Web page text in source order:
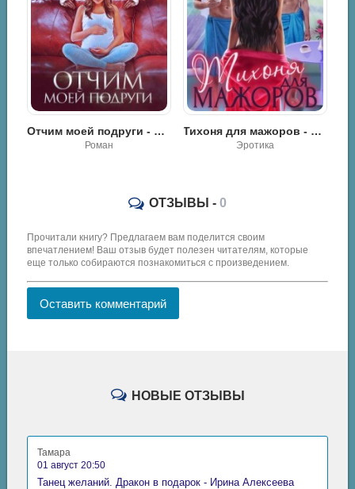
Тихоня для мажоров - Лили Ред
Эротика Роман / Эротика
ОТЗЫВЫ - 0
Прочитали книгу? Предлагаем вам поделится своим
впечатлением! Ваш отзыв будет полезен читателям, которые
еще только собираются познакомиться с произведением.
Оставить комментарий
НОВЫЕ ОТЗЫВЫ
Тамара
01 август 20:50
Танец желаний. Дракон в подарок - Ирина Алексеева